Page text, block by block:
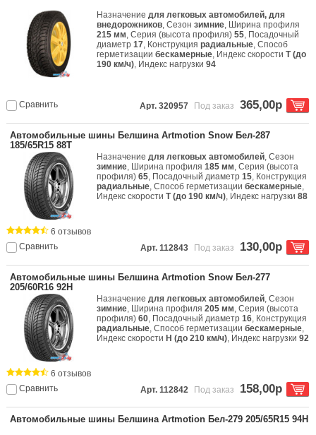
Назначениедля легковых автомобилей, для
внедорожников, Сезонзимние, Ширина профиля
215 мм, Серия (высота профиля)55, Посадочный
диаметр17, Конструкциярадиальные, Способ
герметизациибескамерные, Индекс скоростиT (до
190 км/ч), Индекс нагрузки94
Сравнить Арт. 320957 Под заказ 365,00р
Автомобильные шины Белшина Artmotion Snow Бел-287
185/65R15 88T
Назначениедля легковых автомобилей, Сезон
зимние, Ширина профиля185 мм, Серия (высота
профиля)65, Посадочный диаметр15, Конструкция
радиальные, Способ герметизациибескамерные,
Индекс скоростиT (до 190 км/ч), Индекс нагрузки88
Сравнить
6 отзывов
Арт. 112843
Под заказ 130,00р
Автомобильные шины Белшина Artmotion Snow Бел-277
205/60R16 92H
Назначениедля легковых автомобилей, Сезон
зимние, Ширина профиля205 мм, Серия (высота
профиля)60, Посадочный диаметр16, Конструкция
радиальные, Способ герметизациибескамерные,
Индекс скорости H (до 210 км/ч), Индекс нагрузки92
Сравнить
6 отзывов
Арт. 112842
Под заказ 158,00р
Автомобильные шины Белшина Artmotion Бел-279 205/65R15 94H